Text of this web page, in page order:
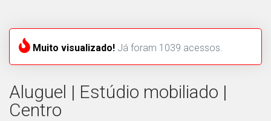
Muito visualizado! Já foram 1039 acessos.
Aluguel | Estúdio mobiliado |
Centro